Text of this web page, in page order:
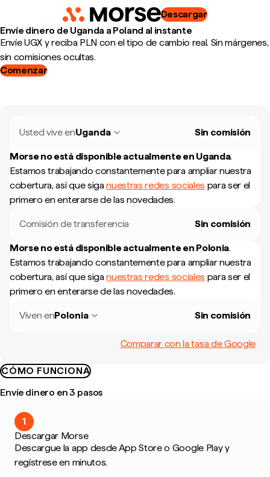
Descargar
Envíe dinero de Uganda a Poland al instante
Envíe UGX y reciba PLN con el tipo de cambio real. Sin márgenes,
sin comisiones ocultas.
Comenzar
Usted vive enUganda Sin comisión
Morse no está disponible actualmente en Uganda.
Estamos trabajando constantemente para ampliar nuestra
cobertura, así que siganuestras redes sociales para ser el
primero en enterarse de las novedades.
Comisión de transferencia Sin comisión
Morse no está disponible actualmente en Polonia.
Estamos trabajando constantemente para ampliar nuestra
cobertura, así que siganuestras redes sociales para ser el
primero en enterarse de las novedades.
Viven enPolonia Sin comisión
Comparar con la tasa de Google
CÓMO FUNCIONA
Envíe dinero en 3 pasos
1
Descargar Morse
Descargue la app desde App Store o Google Play y
regístrese en minutos.